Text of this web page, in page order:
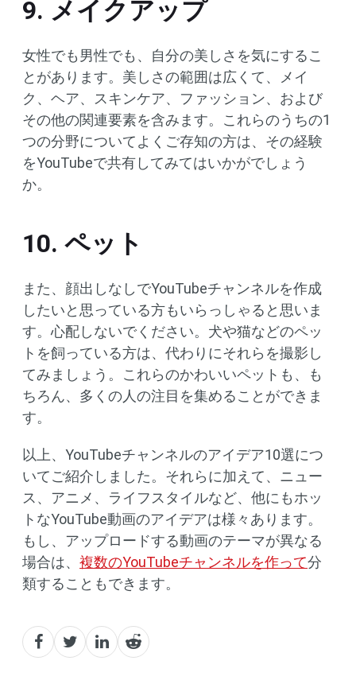
9. メイクアップ
女性でも男性でも、自分の美しさを気にするこ
とがあります。美しさの範囲は広くて、メイ
ク、ヘア、スキンケア、ファッション、および
その他の関連要素を含みます。これらのうちの1
つの分野についてよくご存知の方は、その経験
をYouTubeで共有してみてはいかがでしょう
か。
10. ペット
また、顔出しなしでYouTubeチャンネルを作成
したいと思っている方もいらっしゃると思いま
す。心配しないでください。犬や猫などのペッ
トを飼っている方は、代わりにそれらを撮影し
てみましょう。これらのかわいいペットも、も
ちろん、多くの人の注目を集めることができま
す。
以上、YouTubeチャンネルのアイデア10選につ
いてご紹介しました。それらに加えて、ニュー
ス、アニメ、ライフスタイルなど、他にもホッ
トなYouTube動画のアイデアは様々あります。
もし、アップロードする動画のテーマが異なる
場合は、 複数のYouTubeチャンネルを作って分
類することもできます。